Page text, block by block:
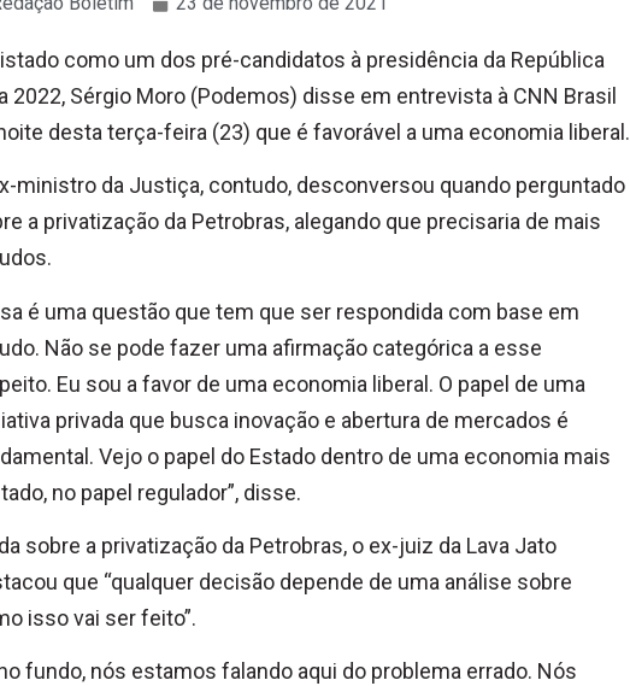
como um dos pré-candidatos à presidência da República
2022, Sérgio Moro (Podemos) disse em entrevista à CNN Brasil
desta terça-feira (23) que é favorável a uma economia liberal.
ministro da Justiça, contudo, desconversou quando perguntado
a privatização da Petrobras, alegando que precisaria de mais
é uma questão que tem que ser respondida com base em
Não se pode fazer uma afirmação categórica a esse
Eu sou a favor de uma economia liberal. O papel de uma
privada que busca inovação e abertura de mercados é
Vejo o papel do Estado dentro de uma economia mais
no papel regulador”, disse.
sobre a privatização da Petrobras, o ex-juiz da Lava Jato
que “qualquer decisão depende de uma análise sobre
isso vai ser feito”.
no fundo, nós estamos falando aqui do problema errado. Nós